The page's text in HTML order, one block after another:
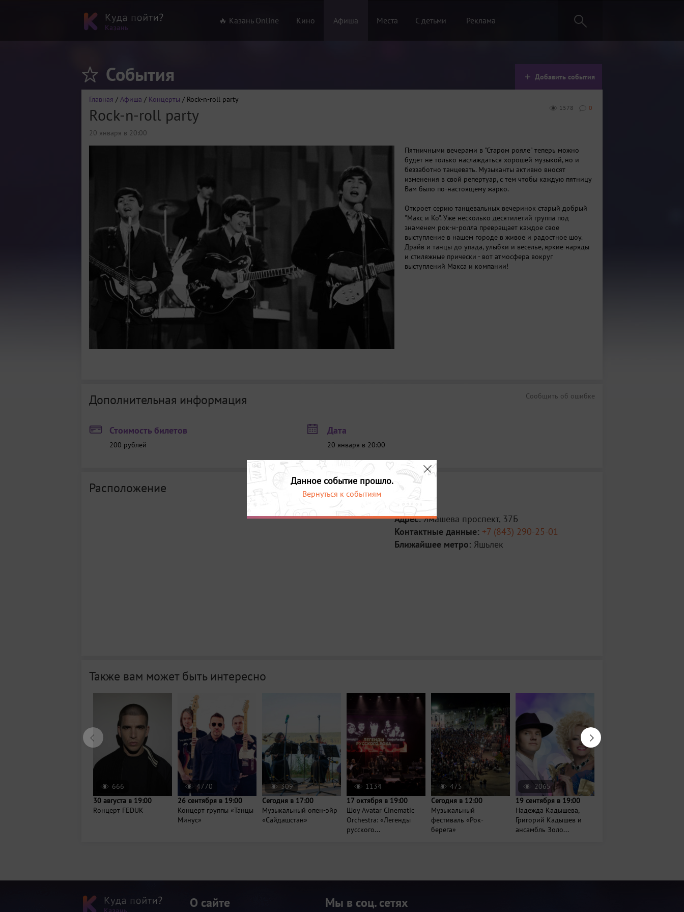
🔥 Казань Online Кино Афиша Места С детьми Реклама
События Добавить события
Главная / Афиша / Концерты / Rock-n-roll party
0
1578
Rock-n-roll party
20 января в 20:00
Пятничными вечерами в "Старом рояле" теперь можно
будет не только наслаждаться хорошей музыкой, но и
беззаботно танцевать. Музыканты активно вносят
изменения в свой репертуар, с тем чтобы каждую пятницу
Вам было по-настоящему жарко.
Откроет серию танцевальных вечеринок старый добрый
"Макс и Ко". Уже несколько десятилетий группа под
знаменем рок-н-ролла превращает каждое свое
выступление в нашем городе в живое и радостное шоу.
Драйв и танцы до упада, улыбки и веселье, яркие наряды
и стиляжные прически - вот атмосфера вокруг
выступлений Макса и компании!
Сообщить об ошибке
Дополнительная информация
Стоимость билетов
200 рублей
Дата
20 января в 20:00
Расположение
Место:
Адрес:Ямашева проспект, 37Б
Контактные данные: +7 (843) 290-25-01
Ближайшее метро: Яшьлек
Также вам может быть интересно
666
30 августа в 19:00
Rонцерт FEDUK
4770
26 сентября в 19:00
Концерт группы «Танцы
Минус»
309
Сегодня в 17:00
Музыкальный опен-эйр
«Сайдашстан»
1134
17 октября в 19:00
Шоу Avatar Cinematic
Orchestra: «Легенды
русского...
475
Сегодня в 12:00
Музыкальный
фестиваль «Рок-
берега»
2065
19 сентября в 19:00
Надежда Кадышева,
Григорий Кадышев и
ансамбль Золо...
Данное событие прошло.
Вернуться к событиям
О сайте Мы в соц. сетях